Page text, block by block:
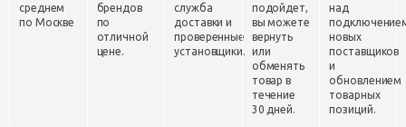
среднем
по Москве
брендов
по
отличной
цене.
служба
доставки и
проверенные
установщики.
подойдет,
вы можете
вернуть
или
обменять
товар в
течение
30 дней.
над
новых
поставщиков
и
обновлением
товарных
позиций.